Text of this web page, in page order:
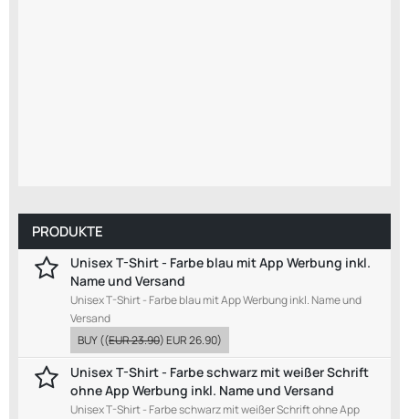
PRODUKTE
Unisex T-Shirt - Farbe blau mit App Werbung inkl.
Name und Versand
Unisex T-Shirt - Farbe blau mit App Werbung inkl. Name und
Versand
BUY((EUR 23.90)EUR 26.90)
Unisex T-Shirt - Farbe schwarz mit weißer Schrift
ohne App Werbung inkl. Name und Versand
Unisex T-Shirt - Farbe schwarz mit weißer Schrift ohne App